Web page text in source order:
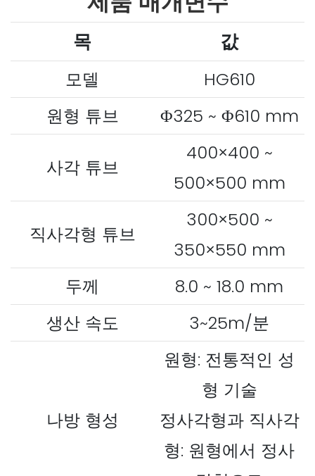
목 값
모델
HG610
원형 튜브
Φ325 ~ Φ610 mm
사각 튜브
400×400 ~
500×500 mm
직사각형 튜브
300×500 ~
350×550 mm
두께
8.0 ~ 18.0 mm
생산 속도
3~25m/분
나방 형성
원형: 전통적인 성
형 기술
정사각형과 직사각
형: 원형에서 정사